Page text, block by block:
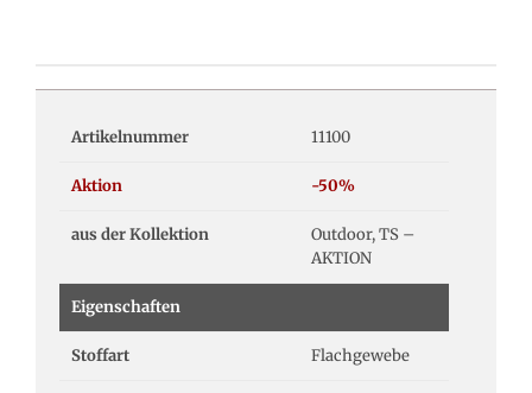
Artikelnummer 11100
Aktion -50%
aus der Kollektion
Outdoor, TS –
AKTION
Eigenschaften
Stoffart Flachgewebe